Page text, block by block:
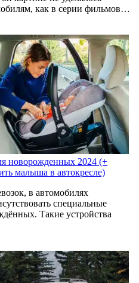
как в серии фильмов…
новорожденных 2024 (+
малыша в автокресле)
в автомобилях
специальные
Такие устройства